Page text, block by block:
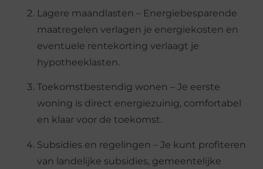
Lagere maandlasten – Energiebesparende
maatregelen verlagen je energiekosten en
eventuele rentekorting verlaagt je
hypotheeklasten.
Toekomstbestendig wonen – Je eerste
woning is direct energiezuinig, comfortabel
en klaar voor de toekomst.
Subsidies en regelingen – Je kunt profiteren
van landelijke subsidies, gemeentelijke